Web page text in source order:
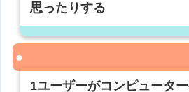
思ったりする
1ユーザーがコンピュータ